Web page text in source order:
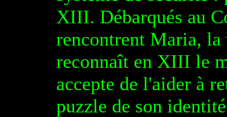
XIII. Débarqués au
rencontrent Maria, la
reconnaît en XIII le
accepte de l'aider à
puzzle de son